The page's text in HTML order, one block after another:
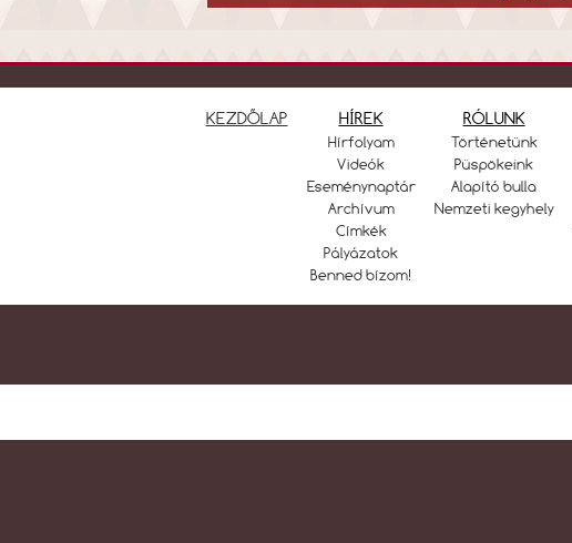
KEZDŐLAP HÍREK
Hírfolyam
Videók
Eseménynaptár
Archívum
Címkék
Pályázatok
Benned bízom!
RÓLUNK
Történetünk
Püspökeink
Alapító bulla
Nemzeti kegyhely